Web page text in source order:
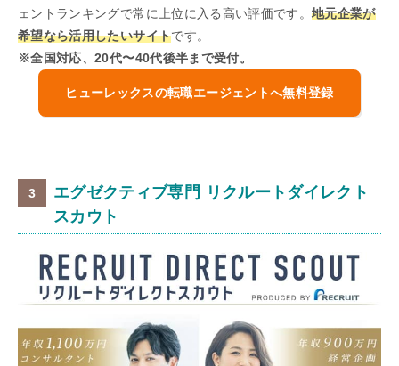
ェントランキングで常に上位に入る高い評価です。地元企業が
希望なら活用したいサイトです。
※全国対応、20代〜40代後半まで受付。
ヒューレックスの転職エージェントへ無料登録
エグゼクティブ専門 リクルートダイレクト
スカウト